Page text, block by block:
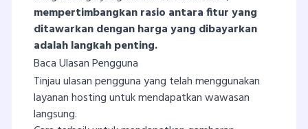
mempertimbangkan rasio antara fitur yang
ditawarkan dengan harga yang dibayarkan
adalah langkah penting.
Baca Ulasan Pengguna
Tinjau ulasan pengguna yang telah menggunakan
layanan hosting untuk mendapatkan wawasan
langsung.